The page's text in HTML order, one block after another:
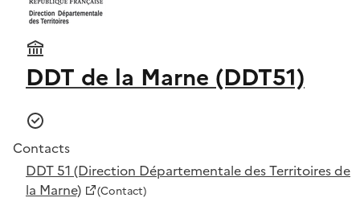
DDT de la Marne (DDT51)
Contacts
DDT 51 (Direction Départementale des Territoires de
la Marne)
(Contact)